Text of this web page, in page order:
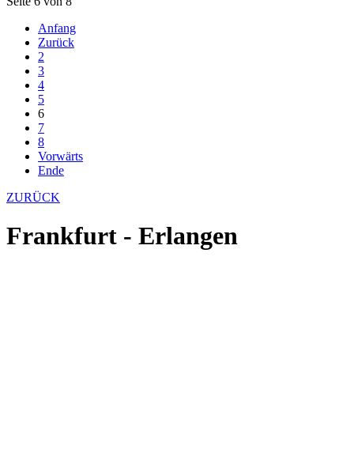
Anfang
Zurück
2
3
4
5
6
7
8
Vorwärts
Ende
ZURÜCK
Frankfurt - Erlangen